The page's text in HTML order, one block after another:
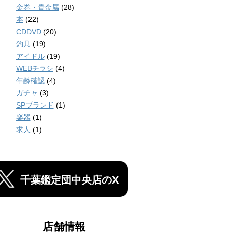
金券・貴金属 (28)
本 (22)
CDDVD(20)
釣具(19)
アイドル(19)
WEBチラシ (4)
年齢確認(4)
ガチャ (3)
SPブランド (1)
楽器 (1)
求人 (1)
千葉鑑定団中央店のX
店舗情報